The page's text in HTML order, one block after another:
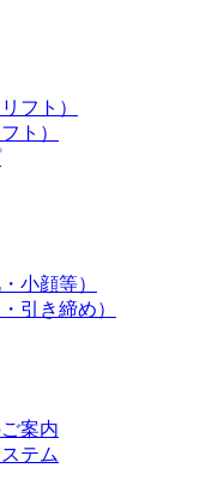
フト）
ト）
小顔等）
引き締め）
案内
テム